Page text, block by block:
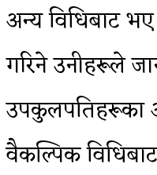
अन्य विधिबाट भए
गरिने उनीहरूले
उपकुलपतिहरूका
वैकल्पिक